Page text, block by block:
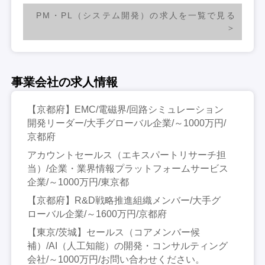
PM・PL（システム開発）の求人を一覧で見る
事業会社の求人情報
【京都府】EMC/電磁界/回路シミュレーション
開発リーダー/大手グローバル企業/～1000万円/
京都府
アカウントセールス（エキスパートリサーチ担
当）/企業・業界情報プラットフォームサービス
企業/～1000万円/東京都
【京都府】R&D戦略推進組織メンバー/大手グ
ローバル企業/～1600万円/京都府
【東京/茨城】セールス（コアメンバー候
補）/AI（人工知能）の開発・コンサルティング
会社/～1000万円/お問い合わせください。